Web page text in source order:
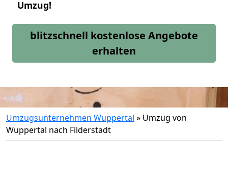
Umzug!
blitzschnell kostenlose Angebote
erhalten
Umzugsunternehmen Wuppertal » Umzug von
Wuppertal nach Filderstadt